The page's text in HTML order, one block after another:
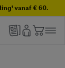
vanaf € 60.